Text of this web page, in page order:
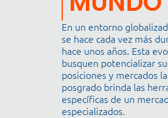
En un entorno
se hace cada vez más
hace unos años. Esta
busquen potencializar
posiciones y mercados
posgrado brinda las
específicas de un
especializados.